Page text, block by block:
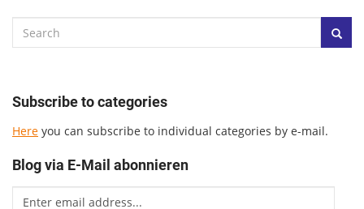
Subscribe to categories
Here you can subscribe to individual categories by e-mail.
Blog via E-Mail abonnieren